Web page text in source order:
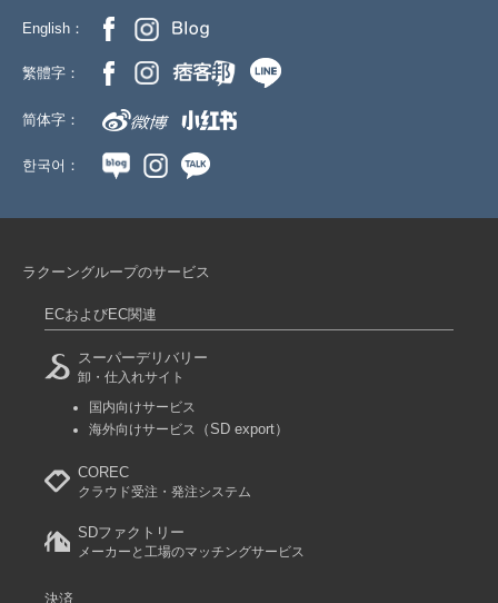
English：
繁體字：
简体字：
한국어：
ラクーングループのサービス
ECおよびEC関連
スーパーデリバリー
卸・仕入れサイト
国内向けサービス
海外向けサービス
（SD export）
COREC
クラウド受注・発注システム
SDファクトリー
メーカーと工場のマッチングサービス
決済